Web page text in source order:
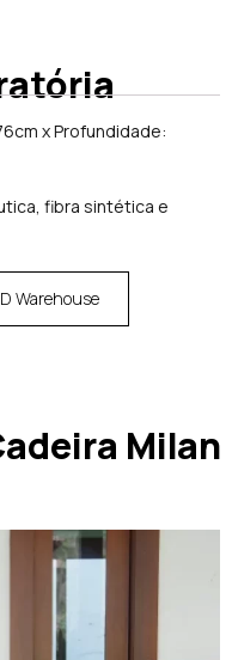
x Profundidade:
fibra sintética e
Warehouse
Milan